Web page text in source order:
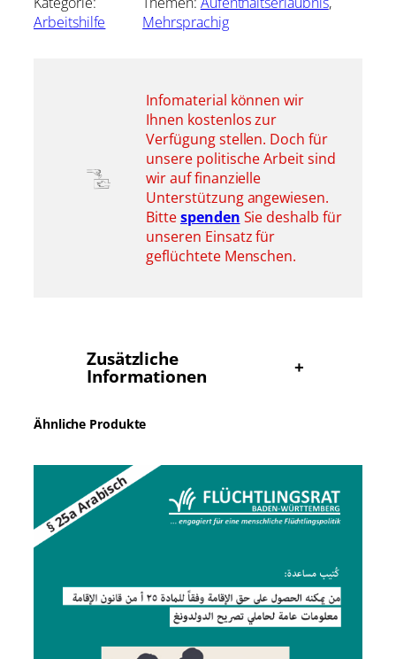
Arbeitshilfe
Mehrsprachig
Infomaterial können wir
Ihnen kostenlos zur
Verfügung stellen. Doch für
unsere politische Arbeit sind
wir auf finanzielle
Unterstützung angewiesen.
Bittespenden Sie deshalb für
unseren Einsatz für
geflüchtete Menschen.
Zusätzliche
Informationen
+
Ähnliche Produkte